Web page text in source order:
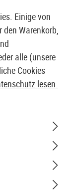
Einige von
Warenkorb,
alle (unsere
Cookies
lesen.